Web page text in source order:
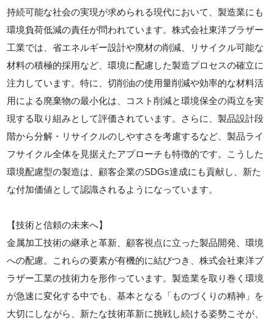
持続可能な社会の実現が求められる現代において、製造業にも
環境負荷低減の責任が問われています。株式会社東洋ブラザー
工業では、省エネルギー設計や廃材の削減、リサイクル可能な
材料の積極的採用など、環境に配慮した製造プロセスの確立に
注力しています。特に、切削油の使用量削減や効率的な材料活
用による廃棄物の最小化は、コスト削減と環境保全の両立を実
現する取り組みとして評価されています。さらに、製品設計段
階から分解・リサイクルのしやすさを考慮するなど、製品ライ
フサイクル全体を見据えたアプローチも特徴的です。こうした
環境配慮型の製造は、顧客企業のSDGs達成にも貢献し、新た
な付加価値として認識されるようになっています。
【技術と信頼の未来へ】
金属加工技術の継承と革新、顧客視点に立った製品開発、環境
への配慮。これらの要素が有機的に結びつき、株式会社東洋ブ
ラザー工業の技術力を形作っています。製造業を取り巻く環境
が急速に変化する中でも、基本となる「ものづくりの精神」を
大切にしながら、新たな技術革新に挑戦し続ける姿勢こそが、